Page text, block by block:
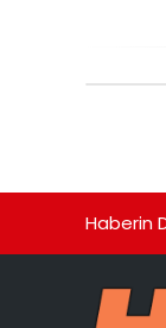
Haberin